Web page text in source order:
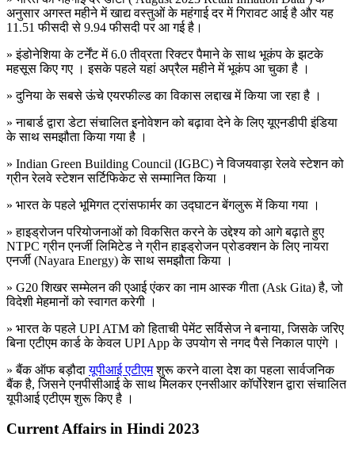
अनुसार अगस्त महीने में खाद्य वस्तुओं के महंगाई दर में गिरावट आई है और यह
11.51 फीसदी से 9.94 फीसदी पर आ गई है।
» इंडोनेशिया के टर्नेंट में 6.0 तीव्रता रिक्टर पैमाने के साथ भूकंप के झटके
महसूस किए गए । इसके पहले यहां अप्रैल महीने में भूकंप आ चुका है ।
» दुनिया के सबसे ऊंचे एयरफील्ड का विकास लद्दाख में किया जा रहा है ।
» नाबार्ड द्वारा डेटा संचालित इनोवेशन को बढ़ावा देने के लिए यूएनडीपी इंडिया
के साथ समझौता किया गया है ।
» Indian Green Building Council (IGBC) ने विजयवाड़ा रेलवे स्टेशन को
ग्रीन रेलवे स्टेशन सर्टिफिकेट से सम्मानित किया ।
» भारत के पहले भूमिगत ट्रांसफार्मर का उद्घाटन बेंगलुरू में किया गया ।
» हाइड्रोजन परियोजनाओं को विकसित करने के उद्देश्य को आगे बढ़ाते हुए
NTPC ग्रीन एनर्जी लिमिटेड ने ग्रीन हाइड्रोजन प्रोडक्शन के लिए नायरा
एनर्जी (Nayara Energy) के साथ समझौता किया ।
» G20 शिखर सम्मेलन की एआई एंकर का नाम आस्क गीता (Ask Gita) है, जो
विदेशी मेहमानों को स्वागत करेगी ।
» भारत के पहले UPI ATM को हिताची पेमेंट सर्विसेज ने बनाया, जिसके जरिए
बिना एटीएम कार्ड के केवल UPI App के उपयोग से नगद पैसे निकाल पाएंगे ।
» बैंक ऑफ बड़ौदायूपीआई एटीएमशुरू करने वाला देश का पहला सार्वजनिक
बैंक है, जिसने एनपीसीआई के साथ मिलकर एनसीआर कॉर्पोरेशन द्वारा संचालित
यूपीआई एटीएम शुरू किए है ।
Current Affairs in Hindi 2023